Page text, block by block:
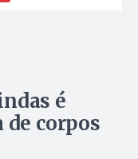
é
corpos